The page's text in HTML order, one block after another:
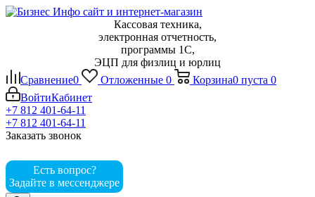
Кассовая техника,
электронная отчетность,
программы 1С,
ЭЦП для физлиц и юрлиц
Сравнение0 Отложенные 0 Корзина0 пуста 0
ВойтиКабинет
+7 812 401-64-11
+7 812 401-64-11
Заказать звонок
Есть вопрос?
Задайте в мессенджере